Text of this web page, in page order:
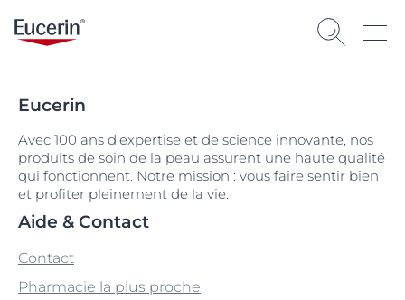
Eucerin
Avec 100 ans d'expertise et de science innovante, nos
produits de soin de la peau assurent une haute qualité
qui fonctionnent. Notre mission : vous faire sentir bien
et profiter pleinement de la vie.
Aide & Contact
Contact
Pharmacie la plus proche